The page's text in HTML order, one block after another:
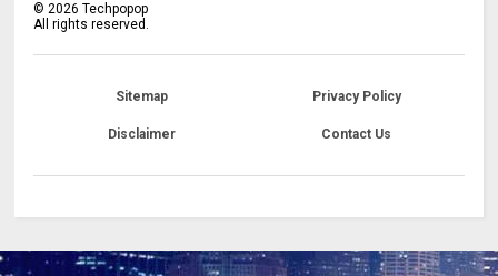
©2026 Techpopop
All rights reserved.
Sitemap Privacy Policy
Disclaimer Contact Us